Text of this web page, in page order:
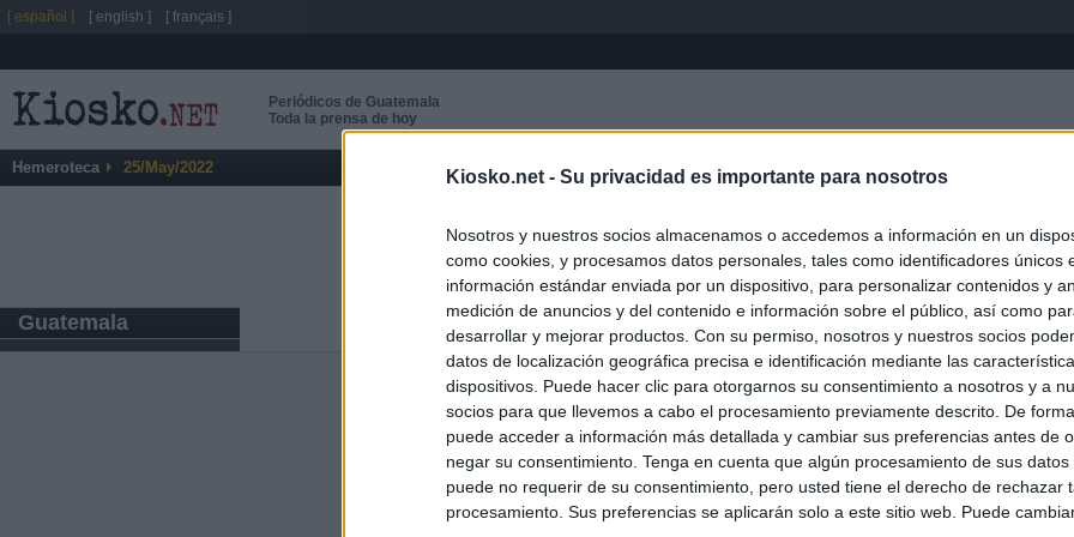
Kiosko.net - Su privacidad es importante para nosotros
Nosotros y nuestros socios almacenamos o accedemos a información en un
como cookies, y procesamos datos personales, tales como identificadores únicos
información estándar enviada por un dispositivo, para personalizar contenidos y
medición de anuncios y del contenido e información sobre el público, así como
desarrollar y mejorar productos. Con su permiso, nosotros y nuestros socios
datos de localización geográfica precisa e identificación mediante las
dispositivos. Puede hacer clic para otorgarnos su consentimiento a nosotros y a
socios para que llevemos a cabo el procesamiento previamente descrito. De
puede acceder a información más detallada y cambiar sus preferencias antes de
negar su consentimiento. Tenga en cuenta que algún procesamiento de sus
puede no requerir de su consentimiento, pero usted tiene el derecho de rechazar
procesamiento. Sus preferencias se aplicarán solo a este sitio web. Puede
Periódicos de Guatemala
Toda la prensa de hoy
Hemeroteca 25/May/2022 Inicio
Guatemala
Últimas noticias
El PSOE denunciará ante la Fiscalía al consejo de administración de Planifica
Madrid por el escándalo del ático
Herencia del escándalo Púnica y refugio de cargos del PP: así es la empresa
del
[ español ] [ english ] [ français ]